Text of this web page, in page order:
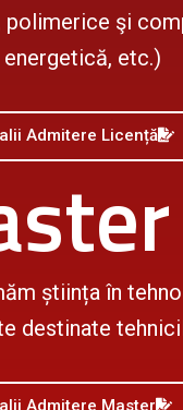
polimerice şi
etc.)
Admitere Licență
știința în
destinate
Admitere Master